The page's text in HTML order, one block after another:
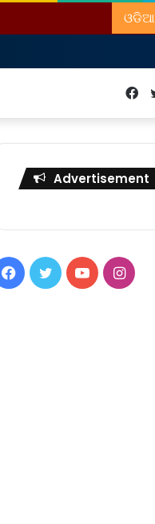
ଓଡିଆ
Advertisement
Facebook
TwitterYouTube